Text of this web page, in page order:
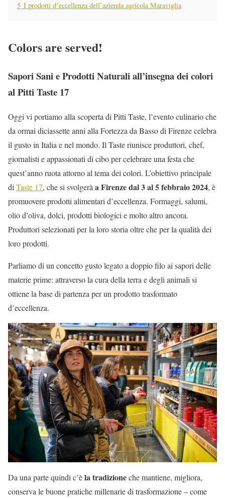
5 I prodotti d’eccellenza dell’azienda agricola Maraviglia
Colors are served!
Sapori Sani e Prodotti Naturali all’insegna dei colori
al Pitti Taste 17
Oggi vi portiamo alla scoperta di Pitti Taste, l’evento culinario che
da ormai diciassette anni alla Fortezza da Basso di Firenze celebra
il gusto in Italia e nel mondo. Il Taste riunisce produttori, chef,
giornalisti e appassionati di cibo per celebrare una festa che
quest’anno ruota attorno al tema dei colori. L’obiettivo principale
di Taste 17, che si svolgerà a Firenze dal 3 al 5 febbraio 2024, è
promuovere prodotti alimentari d’eccellenza. Formaggi, salumi,
olio d’oliva, dolci, prodotti biologici e molto altro ancora.
Produttori selezionati per la loro storia oltre che per la qualità dei
loro prodotti.
Parliamo di un concetto gusto legato a doppio filo ai sapori delle
materie prime: attraverso la cura della terra e degli animali si
ottiene la base di partenza per un prodotto trasformato
d’eccellenza.
Da una parte quindi c’èla tradizioneche mantiene, migliora,
conserva le buone pratiche millenarie di trasformazione – come